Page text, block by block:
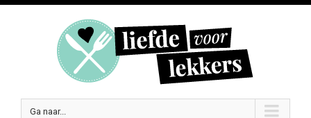
Ga naar...